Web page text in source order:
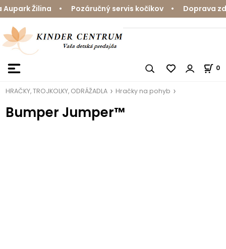
Žilina • Pozáručný servis kočíkov • Doprava
0
HRAČKY, TROJKOLKY, ODRÁŽADLA Hračky na pohyb
Bumper Jumper™